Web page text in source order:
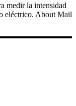
medir la intensidad
eléctrico. About Mail